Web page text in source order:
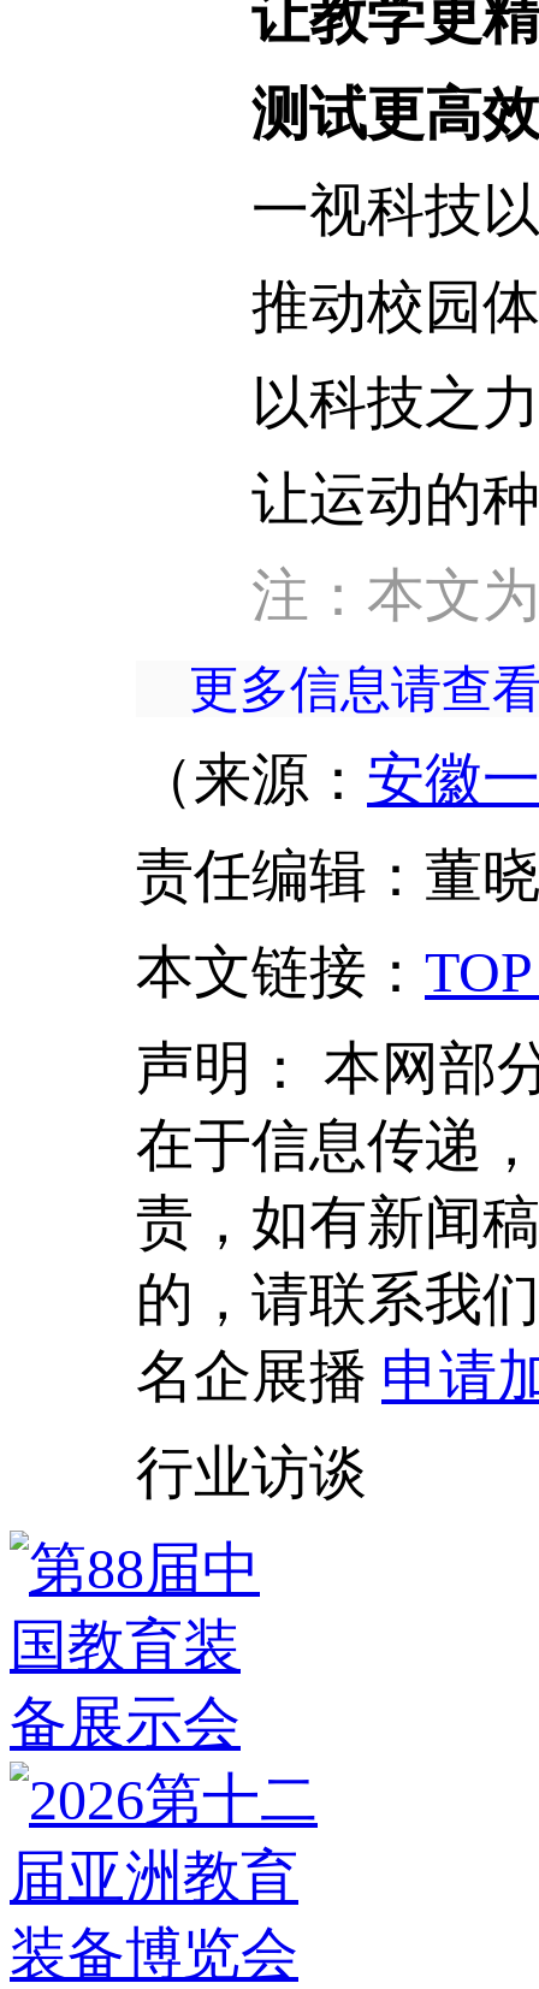
让教学更
测试更高效
一视科技以
推动校园体
以科技之力
让运动的种
注：本文
更多信息请查
（来源： 安徽
责任编辑：董
本文链接 ：
声明： 本网部
在于信息传递
责，如有新闻
的，请联系我
名企展播 申请
行业访谈